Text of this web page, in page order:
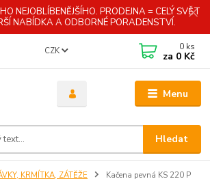
NEJOBLÍBENĚJŠÍHO. PRODEJNA = CELÝ SVĚT
NABÍDKA A ODBORNÉ PORADENSTVÍ.
Menu
CZK
Hledat
0 ks
za 0 Kč
KRMÍTKA, ZÁTĚŽE Kačena pevná KS 220 P